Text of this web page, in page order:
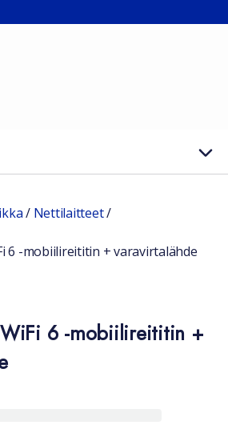
/ Nettilaitteet/
6 -mobiilireititin + varavirtalähde
6 -mobiilireititin +